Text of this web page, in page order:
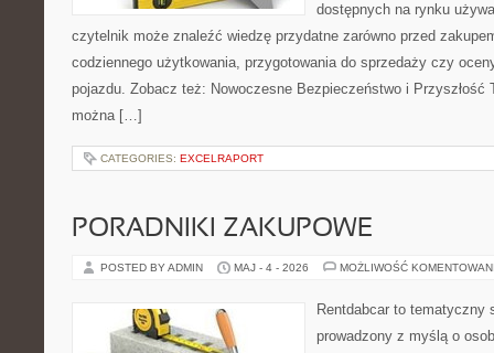
dostępnych na rynku
czytelnik może znaleźć wiedzę przydatne zarówno przed
codziennego użytkowania, przygotowania do sprzedaży czy
pojazdu. Zobacz też: Nowoczesne Bezpieczeństwo i Przyszłość
można […]
CATEGORIES: EXCELRAPORT
PORADNIKI ZAKUPOWE
POSTED BY ADMIN MAJ - 4 - 2026 MOŻLIWOŚĆ
Rentdabcar to tematyczny
prowadzony z myślą o